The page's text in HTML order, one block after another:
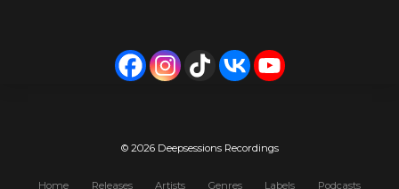
8
9
64
5
7© 2026 Deepsessions Recordings
Home Releases Artists Genres Labels Podcasts